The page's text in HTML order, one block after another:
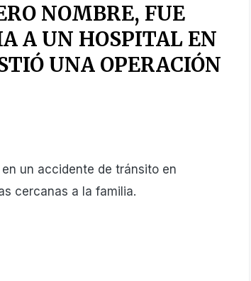
NOMBRE, FUE
A UN HOSPITAL EN
UNA OPERACIÓN
un accidente de tránsito en
cercanas a la familia.